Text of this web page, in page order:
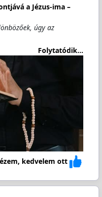
a Jézus-ima –
úgy az
Folytatódik...
kedvelem ott